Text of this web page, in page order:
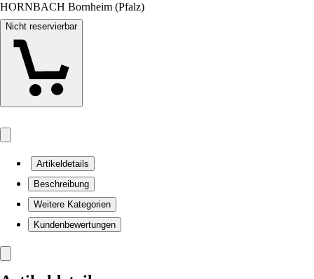
HORNBACH Bornheim (Pfalz)
Nicht reservierbar
Artikeldetails
Beschreibung
Weitere Kategorien
Kundenbewertungen